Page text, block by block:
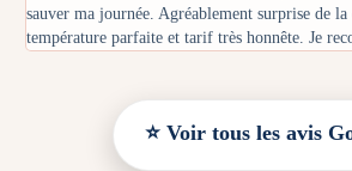
sauver ma journée. Agréablement surprise de la
température parfaite et tarif très honnête. Je
⭐ Voir tous les avis